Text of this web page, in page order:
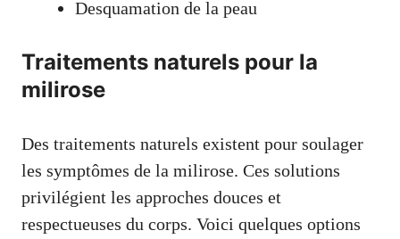
Desquamation de la peau
Traitements naturels pour la
milirose
Des traitements naturels existent pour soulager
les symptômes de la milirose. Ces solutions
privilégient les approches douces et
respectueuses du corps. Voici quelques options